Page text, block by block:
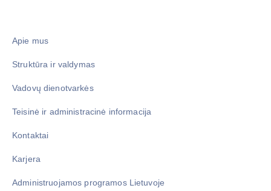
Apie mus
Struktūra ir valdymas
Vadovų dienotvarkės
Teisinė ir administracinė informacija
Kontaktai
Karjera
Administruojamos programos Lietuvoje